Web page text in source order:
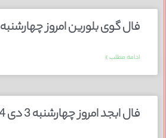
فال گوی بلورین امروز چهارشنبه 3 دی 1404
ادامه مطلب »
فال ابجد امروز چهارشنبه 3 دی 1404